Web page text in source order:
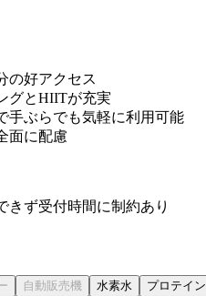
の好アクセス
グとHIITが充実
手ぶらでも気軽に利用可能
面に配慮
きず受付時間に制約あり
水素水 プロテイン